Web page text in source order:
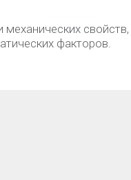
свойств,
факторов.